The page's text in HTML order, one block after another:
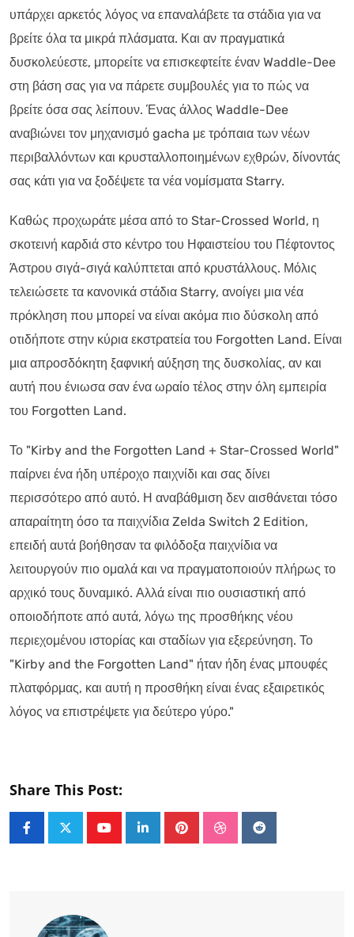
υπάρχει αρκετός λόγος να επαναλάβετε τα στάδια για να
βρείτε όλα τα μικρά πλάσματα. Και αν πραγματικά
δυσκολεύεστε, μπορείτε να επισκεφτείτε έναν Waddle-Dee
στη βάση σας για να πάρετε συμβουλές για το πώς να
βρείτε όσα σας λείπουν. Ένας άλλος Waddle-Dee
αναβιώνει τον μηχανισμό gacha με τρόπαια των νέων
περιβαλλόντων και κρυσταλλοποιημένων εχθρών, δίνοντάς
σας κάτι για να ξοδέψετε τα νέα νομίσματα Starry.
Καθώς προχωράτε μέσα από το Star-Crossed World, η
σκοτεινή καρδιά στο κέντρο του Ηφαιστείου του Πέφτοντος
Άστρου σιγά-σιγά καλύπτεται από κρυστάλλους. Μόλις
τελειώσετε τα κανονικά στάδια Starry, ανοίγει μια νέα
πρόκληση που μπορεί να είναι ακόμα πιο δύσκολη από
οτιδήποτε στην κύρια εκστρατεία του Forgotten Land. Είναι
μια απροσδόκητη ξαφνική αύξηση της δυσκολίας, αν και
αυτή που ένιωσα σαν ένα ωραίο τέλος στην όλη εμπειρία
του Forgotten Land.
Το "Kirby and the Forgotten Land + Star-Crossed World"
παίρνει ένα ήδη υπέροχο παιχνίδι και σας δίνει
περισσότερο από αυτό. Η αναβάθμιση δεν αισθάνεται τόσο
απαραίτητη όσο τα παιχνίδια Zelda Switch 2 Edition,
επειδή αυτά βοήθησαν τα φιλόδοξα παιχνίδια να
λειτουργούν πιο ομαλά και να πραγματοποιούν πλήρως το
αρχικό τους δυναμικό. Αλλά είναι πιο ουσιαστική από
οποιοδήποτε από αυτά, λόγω της προσθήκης νέου
περιεχομένου ιστορίας και σταδίων για εξερεύνηση. Το
"Kirby and the Forgotten Land" ήταν ήδη ένας μπουφές
πλατφόρμας, και αυτή η προσθήκη είναι ένας εξαιρετικός
λόγος να επιστρέψετε για δεύτερο γύρο."
Share This Post:
YoutubeLinkedInPinterestStumbleUpon
Reddit